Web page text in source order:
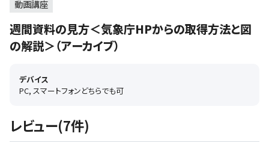
動画講座
週間資料の見方＜気象庁HPからの取得方法と図
の解説＞（アーカイブ）
デバイス
PC, スマートフォンどちらでも可
レビュー(7件)